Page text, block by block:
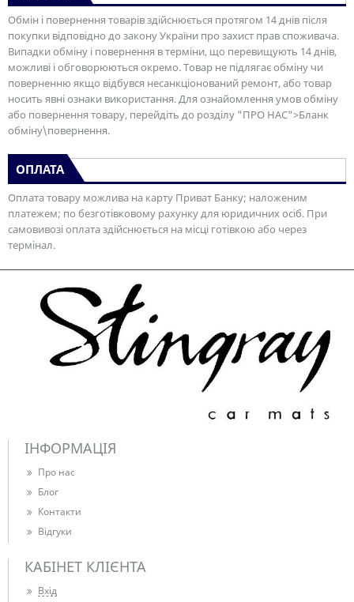
Обмін і повернення товарів здійснюється протягом 14 днів після
покупки відповідно до закону України про захист прав споживача.
Випадки обміну і повернення в терміни, що перевищують 14 днів,
можливі і обговорюються окремо. Товар не підлягає обміну чи
поверненню якщо відбувся несанкціонований ремонт, або товар
носить явні ознаки використання. Для ознайомлення умов обміну
або повернення товару, перейдіть до розділу "ПРО НАС">Бланк
обміну\повернення.
ОПЛАТА
Оплата товару можлива на карту Приват Банку; наложеним
платежем; по безготівковому рахунку для юридичних осіб. При
самовивозі оплата здійснюється на місці готівкою або через
термінал.
ІНФОРМАЦІЯ
Про нас
Блог
Контакти
Відгуки
КАБІНЕТ КЛІЄНТА
Вхід